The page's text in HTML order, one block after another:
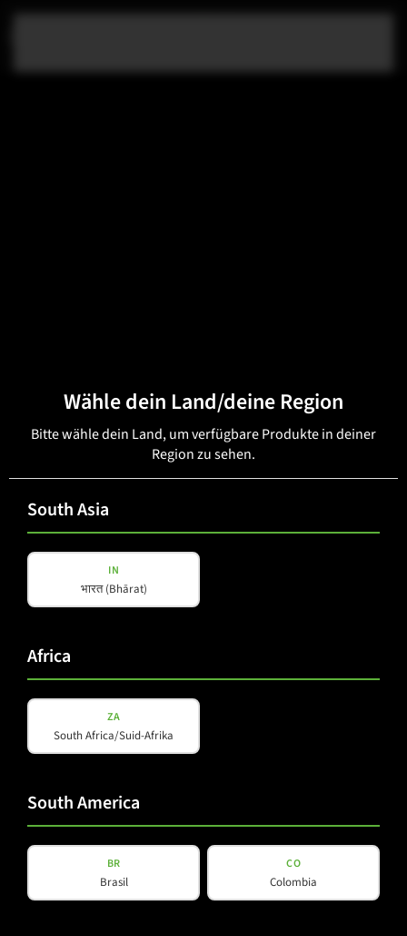
Augmented Reality.
Entdecke M-F3A PRO MAX in deiner Umgebung – dank AR
heraus, wie es perfekt in dein Setup passt.
Wähle dein Land/deine Region
Bitte wähle dein Land, um verfügbare Produkte in deiner
Region zu sehen.
South Asia
IN
भारत (Bhārat)
Africa
ZA
South Africa/Suid-Afrika
South America
BR
Brasil
CO
Colombia